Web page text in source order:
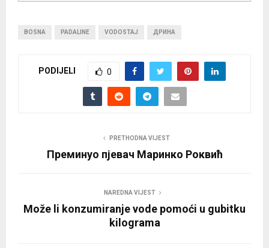
BOSNA PADALINE VODOSTAJ ДРИНА
PODIJELI 0
PRETHODNA VIJEST
Преминуо пјевач Маринко Роквић
NAREDNA VIJEST
Može li konzumiranje vode pomoći u gubitku
kilograma